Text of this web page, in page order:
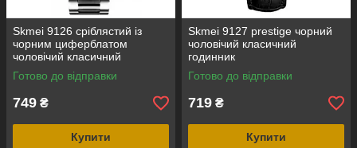
Skmei 9126 сріблястий із
чорним циферблатом
чоловічий класичний
годинник
Готово до відправки
749 ₴
Купити
Skmei 9127 prestige чорний
чоловічий класичний
годинник
Готово до відправки
719 ₴
Купити